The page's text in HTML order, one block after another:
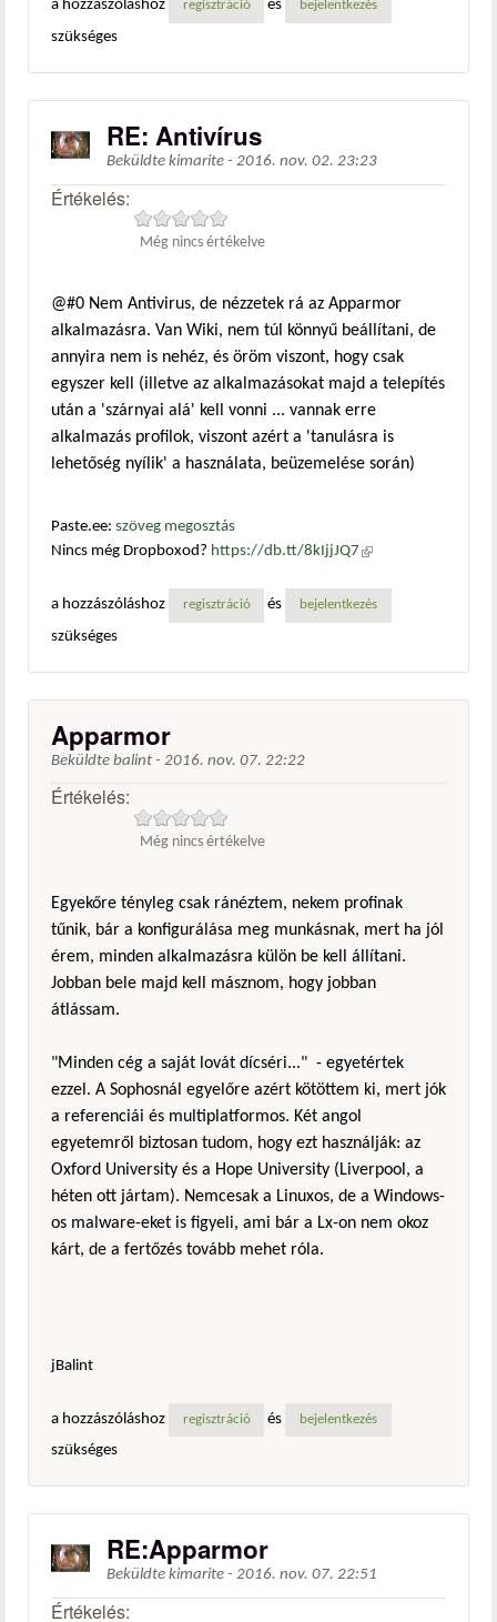
a hozzászóláshoz regisztráció és bejelentkezés
szükséges
RE: Antivírus
Beküldte kimarite - 2016. nov. 02. 23:23
Értékelés:
Még nincs értékelve
@#0 Nem Antivirus, de nézzetek rá az Apparmor
alkalmazásra. Van Wiki, nem túl könnyű beállítani, de
annyira nem is nehéz, és öröm viszont, hogy csak
egyszer kell (illetve az alkalmazásokat majd a telepítés
után a 'szárnyai alá' kell vonni ... vannak erre
alkalmazás profilok, viszont azért a 'tanulásra is
lehetőség nyílik' a használata, beüzemelése során)
Paste.ee: szöveg megosztás
Nincs még Dropboxod? https://db.tt/8kIjjJQ7 (külső
a hozzászóláshoz
regisztráció és bejelentkezés
szükséges
Apparmor
Beküldte balint - 2016. nov. 07. 22:22
Értékelés:
Még nincs értékelve
Egyekőre tényleg csak ránéztem, nekem profinak
tűnik, bár a konfigurálása meg munkásnak, mert ha jól
érem, minden alkalmazásra külön be kell állítani.
Jobban bele majd kell másznom, hogy jobban
átlássam.
"Minden cég a saját lovát dícséri..." - egyetértek
ezzel. A Sophosnál egyelőre azért kötöttem ki, mert jók
a referenciái és multiplatformos. Két angol
egyetemről biztosan tudom, hogy ezt használják: az
Oxford University és a Hope University (Liverpool, a
héten ott jártam). Nemcesak a Linuxos, de a Windows-
os malware-eket is figyeli, ami bár a Lx-on nem okoz
kárt, de a fertőzés tovább mehet róla.
jBalint
a hozzászóláshoz regisztráció és bejelentkezés
szükséges
RE:Apparmor
Beküldte kimarite - 2016. nov. 07. 22:51
Értékelés: